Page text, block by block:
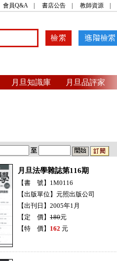
會員Q&A| 書店公告 教師資源
月旦知識庫 月旦品評家
至
月旦法學雜誌第116期
【書 號】1M0116
【出版單位】元照出版公司
【出刊日】2005年1月
【定 價】 180元
【特 價】 162 元